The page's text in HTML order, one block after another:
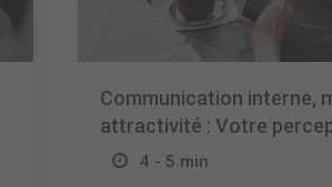
Communication interne,
attractivité : Votre
4 - 5 min